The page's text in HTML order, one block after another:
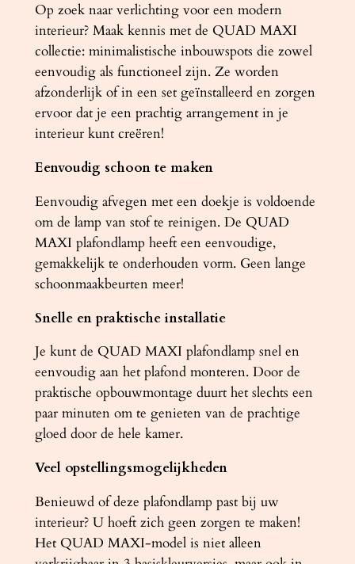
A
D
w
i
t
a
a
t
a
l
Op zoek naar verlichting voor een modern
interieur? Maak kennis met de QUAD MAXI
collectie: minimalistische inbouwspots die zowel
eenvoudig als functioneel zijn. Ze worden
afzonderlijk of in een set geïnstalleerd en zorgen
ervoor dat je een prachtig arrangement in je
interieur kunt creëren!
Eenvoudig schoon te maken
Eenvoudig afvegen met een doekje is voldoende
om de lamp van stof te reinigen. De QUAD
MAXI plafondlamp heeft een eenvoudige,
gemakkelijk te onderhouden vorm. Geen lange
schoonmaakbeurten meer!
Snelle en praktische installatie
Je kunt de QUAD MAXI plafondlamp snel en
eenvoudig aan het plafond monteren. Door de
praktische opbouwmontage duurt het slechts een
paar minuten om te genieten van de prachtige
gloed door de hele kamer.
Veel opstellingsmogelijkheden
Benieuwd of deze plafondlamp past bij uw
interieur? U hoeft zich geen zorgen te maken!
Het QUAD MAXI-model is niet alleen